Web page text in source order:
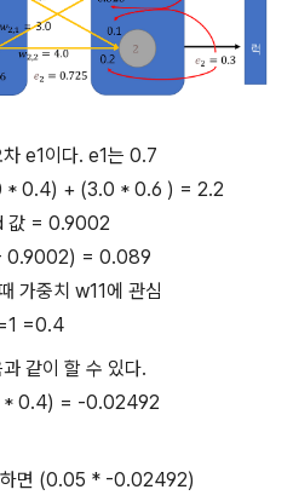
e1이다. e1는 0.7
* 0.4) + (3.0 * 0.6 ) = 2.2
값 = 0.9002
0.9002) = 0.089
가중치 w11에 관심
=0.4
같이 할 수 있다.
0.4) = -0.02492
하면 (0.05 * -0.02492)